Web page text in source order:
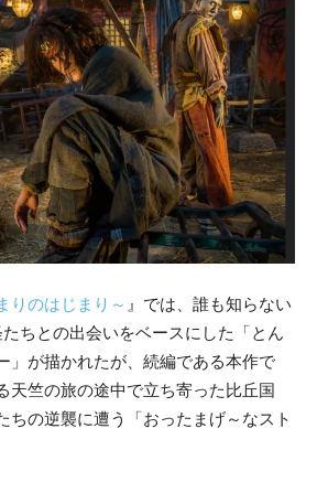
りのはじまり～ 』では、誰も知らない
ちとの出会いをベースにした「とん
」が描かれたが、続編である本作で
天竺の旅の途中で立ち寄った比丘国
ちの逆襲に遭う「おったまげ～なスト